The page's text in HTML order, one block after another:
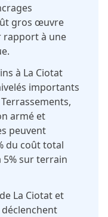
gros œuvre
rapport à une
à La Ciotat
importants
armé et
peuvent
du coût total
5% sur terrain
La Ciotat et